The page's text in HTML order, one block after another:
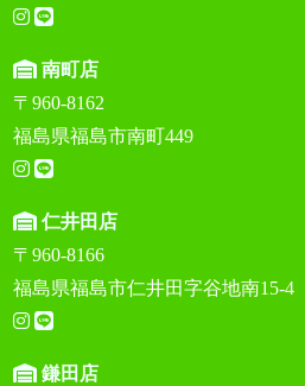
南町店
〒960-8162
福島県福島市南町449
仁井田店
〒960-8166
福島県福島市仁井田字谷地南15-4
鎌田店